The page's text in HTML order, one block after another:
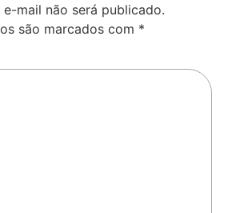
mail não será publicado.
são marcados com *